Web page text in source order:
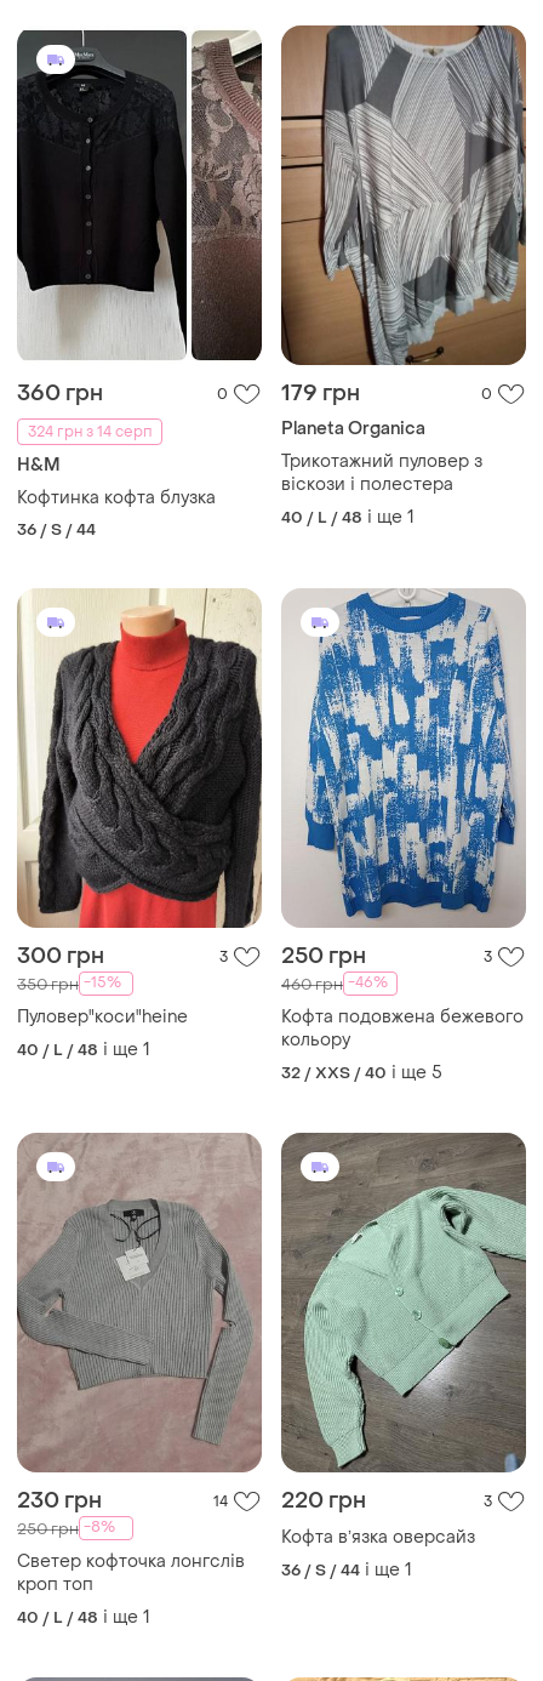
360 грн
0
324 грн з 14 серп
H&M
Кофтинка кофта блузка
36 / S / 44
179 грн 0
Planeta Organica
Трикотажний пуловер з
віскози і полестера
40 / L / 48 і ще 1
300 грн 3
350 грн -15%
Пуловер"коси"heine
40 / L / 48 і ще 1
250 грн 3
460 грн -46%
Кофта подовжена бежевого
кольору
32 / XXS / 40 і ще 5
230 грн 14
250 грн -8%
Светер кофточка лонгслів
кроп топ
40 / L / 48 і ще 1
220 грн 3
Кофта вʼязка оверсайз
36 / S / 44 і ще 1